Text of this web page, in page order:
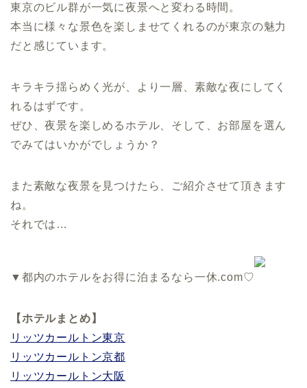
東京のビル群が一気に夜景へと変わる時間。
本当に様々な景色を楽しませてくれるのが東京の魅力
だと感じています。
キラキラ揺らめく光が、より一層、素敵な夜にしてく
れるはずです。
ぜひ、夜景を楽しめるホテル、そして、お部屋を選ん
でみてはいかがでしょうか？
また素敵な夜景を見つけたら、ご紹介させて頂きます
ね。
それでは…
▼都内のホテルをお得に泊まるなら一休.com♡
【ホテルまとめ】
リッツカールトン東京
リッツカールトン京都
リッツカールトン大阪